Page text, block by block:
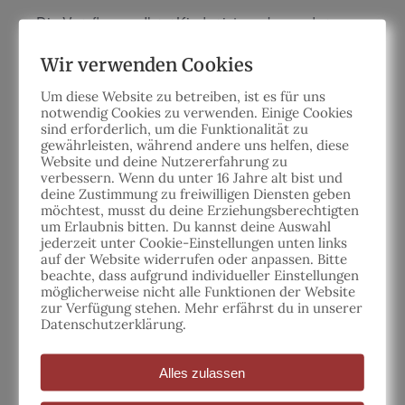
Die Verpflegung Ihrer Kinder ist uns besonders
ein Nachmittagssnack sind im Preis inbegriffen.
Getränke stehen den ganzen Tag über zur freien
Verfügung.
Nachmittagsaktivitäten
Unsere Nachmittagsaktivitäten sind nicht nur
unterhaltsam, sondern auch lehrreich. Ihre Kinder
können an aufregenden Rallyes teilnehmen, ihre
Kreativität bei einem Kostümwettbewerb entfalten
und vieles mehr.
Umfassendes pädagogisches
Unsere Ferienspiele sind für Eltern, die das Beste
Wir verwenden Cookies
Um diese Website zu betreiben, ist es für uns
notwendig Cookies zu verwenden. Einige Cookies
sind erforderlich, um die Funktionalität zu
gewährleisten, während andere uns helfen, diese
Website und deine Nutzererfahrung zu
verbessern. Wenn du unter 16 Jahre alt bist und
deine Zustimmung zu freiwilligen Diensten geben
möchtest, musst du deine Erziehungsberechtigten
um Erlaubnis bitten. Du kannst deine Auswahl
jederzeit unter Cookie-Einstellungen unten links
auf der Website widerrufen oder anpassen. Bitte
beachte, dass aufgrund individueller Einstellungen
möglicherweise nicht alle Funktionen der Website
zur Verfügung stehen. Mehr erfährst du in unserer
Datenschutzerklärung.
Alles zulassen